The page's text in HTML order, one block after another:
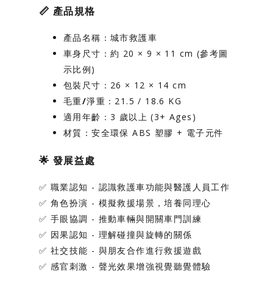
📏 產品規格
產品名稱 ：城市救護車
車身尺寸 ：約 20 × 9 × 11 cm (參考圖
示比例)
包裝尺寸 ：26 × 12 × 14 cm
毛重/淨重 ：21.5 / 18.6 KG
適用年齡 ：3 歲以上 (3+ Ages)
材質 ：安全環保 ABS 塑膠 + 電子元件
🌟 發展益處
✅ 職業認知 - 認識救護車功能與醫護人員工作
✅ 角色扮演 - 模擬救援場景，培養同理心
✅ 手眼協調 - 推動車輛與開關車門訓練
✅ 因果認知 - 理解碰撞與旋轉的關係
✅ 社交技能 - 與朋友合作進行救援遊戲
✅ 感官刺激 - 聲光效果增強視覺聽覺體驗